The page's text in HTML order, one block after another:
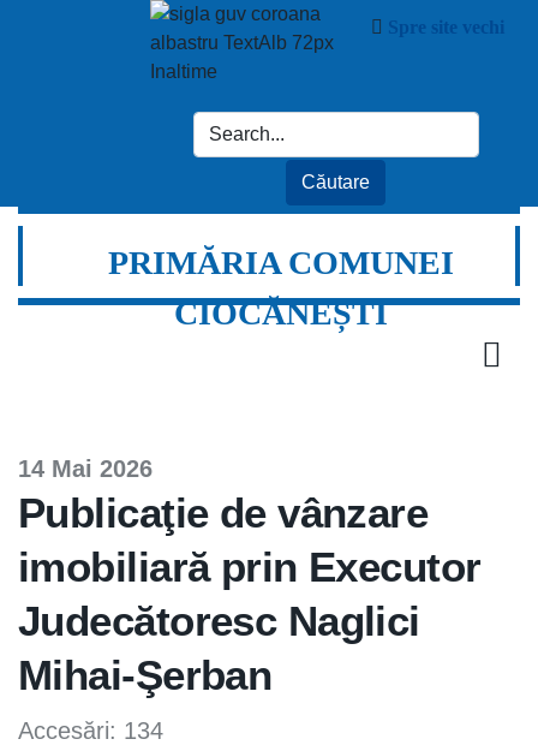
Spre site vechi
PRIMĂRIA COMUNEI
CIOCĂNEȘTI
Publicaţie de vânzare
imobiliară prin Executor
Judecătoresc Naglici
Mihai-Şerban
14 Mai 2026
Accesări: 134